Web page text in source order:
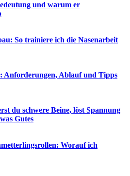
und warum er
So trainiere ich die Nasenarbeit
Anforderungen, Ablauf und Tipps
du schwere Beine, löst Spannung
Gutes
Worauf ich